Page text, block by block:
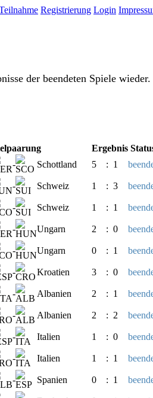
Registrierung Login
der beendeten Spiele wieder.
Ergebnis
- Schottland 5 : 1
- Schweiz 1 : 3
- Schweiz 1 : 1
- Ungarn 2 : 0
- Ungarn 0 : 1
- Kroatien 3 : 0
- Albanien 2 : 1
- Albanien 2 : 2
- Italien 1 : 0
- Italien 1 : 1
- Spanien 0 : 1